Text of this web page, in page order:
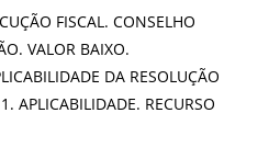
FISCAL. CONSELHO
VALOR BAIXO.
DA RESOLUÇÃO
APLICABILIDADE. RECURSO